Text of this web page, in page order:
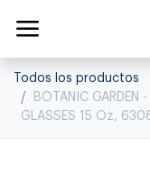
Todos los productos
BOTANIC GARDEN
GLASSES 15 Oz,